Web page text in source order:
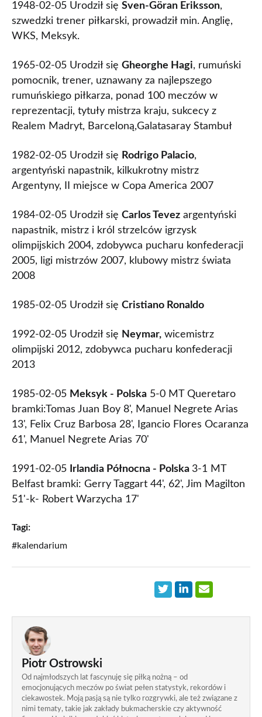
1948-02-05 Urodził się Sven-Göran Eriksson,
szwedzki trener piłkarski, prowadził min. Anglię,
WKS, Meksyk.
1965-02-05 Urodził się Gheorghe Hagi, rumuński
pomocnik, trener, uznawany za najlepszego
rumuńskiego piłkarza, ponad 100 meczów w
reprezentacji, tytuły mistrza kraju, sukcecy z
Realem Madryt, Barceloną,Galatasaray Stambuł
1982-02-05 Urodził się Rodrigo Palacio,
argentyński napastnik, kilkukrotny mistrz
Argentyny, II miejsce w Copa America 2007
1984-02-05 Urodził się Carlos Tevez argentyński
napastnik, mistrz i król strzelców igrzysk
olimpijskich 2004, zdobywca pucharu konfederacji
2005, ligi mistrzów 2007, klubowy mistrz świata
2008
1985-02-05 Urodził się Cristiano Ronaldo
1992-02-05 Urodził się Neymar, wicemistrz
olimpijski 2012, zdobywca pucharu konfederacji
2013
1985-02-05 Meksyk - Polska 5-0 MT Queretaro
bramki:Tomas Juan Boy 8', Manuel Negrete Arias
13', Felix Cruz Barbosa 28', Igancio Flores Ocaranza
61', Manuel Negrete Arias 70'
1991-02-05 Irlandia Północna - Polska 3-1 MT
Belfast bramki: Gerry Taggart 44', 62', Jim Magilton
51'-k- Robert Warzycha 17'
Tagi:
#kalendarium
Piotr Ostrowski
Od najmłodszych lat fascynuję się piłką nożną – od
emocjonujących meczów po świat pełen statystyk, rekordów i
ciekawostek. Moją pasją są nie tylko rozgrywki, ale też związane z
nimi tematy, takie jak zakłady bukmacherskie czy aktywność